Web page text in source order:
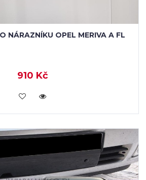
NÁRAZNÍKU OPEL MERIVA A FL
910 Kč
KOUPIT